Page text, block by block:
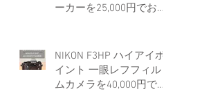
ーカーを25,000円でお買
NIKON F3HP ハイアイポ
イント 一眼レフフィル
ムカメラを40,000円でお